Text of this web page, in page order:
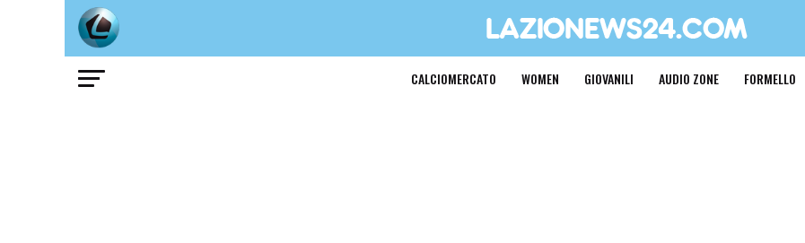
CALCIOMERCATO WOMEN GIOVANILI AUDIO ZONE FORMELLO